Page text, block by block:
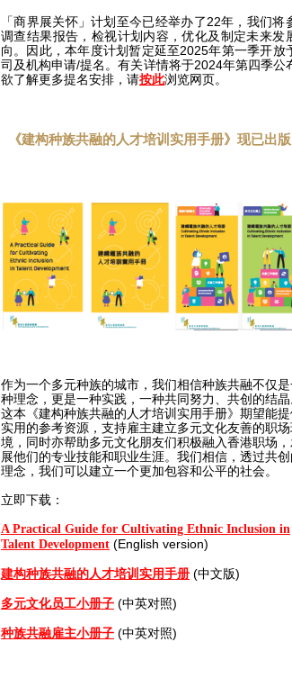
「商界展关怀」计划至今已经举办了22年，我们将
调查结果报告，检视计划内容，优化及制定未来发
向。因此，本年度计划暂定延至2025年第一季开放
司及机构申请/提名。有关详情将于2024年第四季公
欲了解更多提名安排，请按此浏览网页。
《建构种族共融的人才培训实用手册》现已出版
作为一个多元种族的城市，我们相信种族共融不仅
种理念，更是一种实践，一种共同努力、共创的结晶
这本《建构种族共融的人才培训实用手册》期望能
实用的参考资源，支持雇主建立多元文化友善的职
境，同时亦帮助多元文化朋友们积极融入香港职场
展他们的专业技能和职业生涯。我们相信，透过共创
理念，我们可以建立一个更加包容和公平的社会。
立即下载：
A Practical Guide for Cultivating Ethnic Inclusion in
Talent Development (English version)
建构种族共融的人才培训实用手册 (中文版)
多元文化员工小册子 (中英对照)
种族共融雇主小册子 (中英对照)